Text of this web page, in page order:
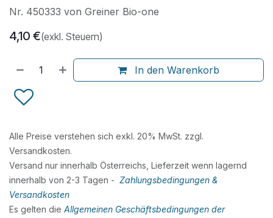
Nr. 450333 von Greiner Bio-one
4,10 €(exkl. Steuern)
In den Warenkorb
Alle Preise verstehen sich exkl. 20% MwSt. zzgl.
Versandkosten.
Versand nur innerhalb Österreichs, Lieferzeit wenn lagernd
innerhalb von 2-3 Tagen - Zahlungsbedingungen &
Versandkosten
Es gelten die Allgemeinen Geschäftsbedingungen der